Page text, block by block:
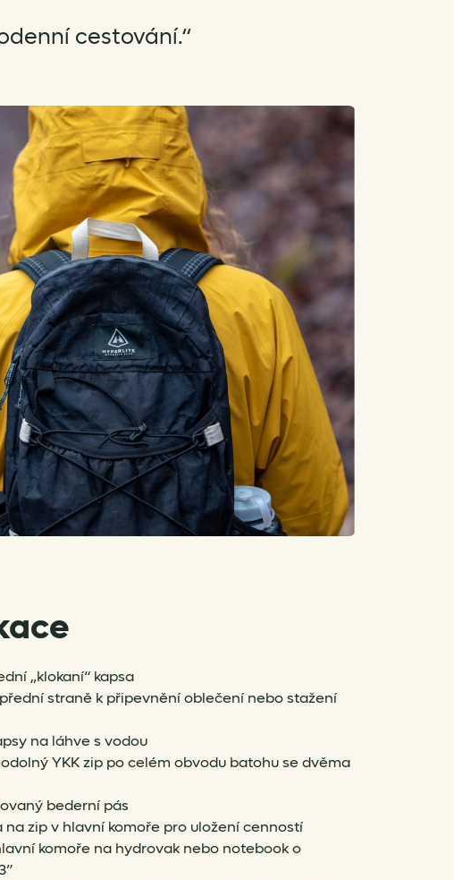
cestování.“
„klokaní“ kapsa
straně k připevnění oblečení nebo stažení
na láhve s vodou
YKK zip po celém obvodu batohu se dvěma
bederní pás
na zip v hlavní komoře pro uložení cenností
komoře na hydrovak nebo notebook o